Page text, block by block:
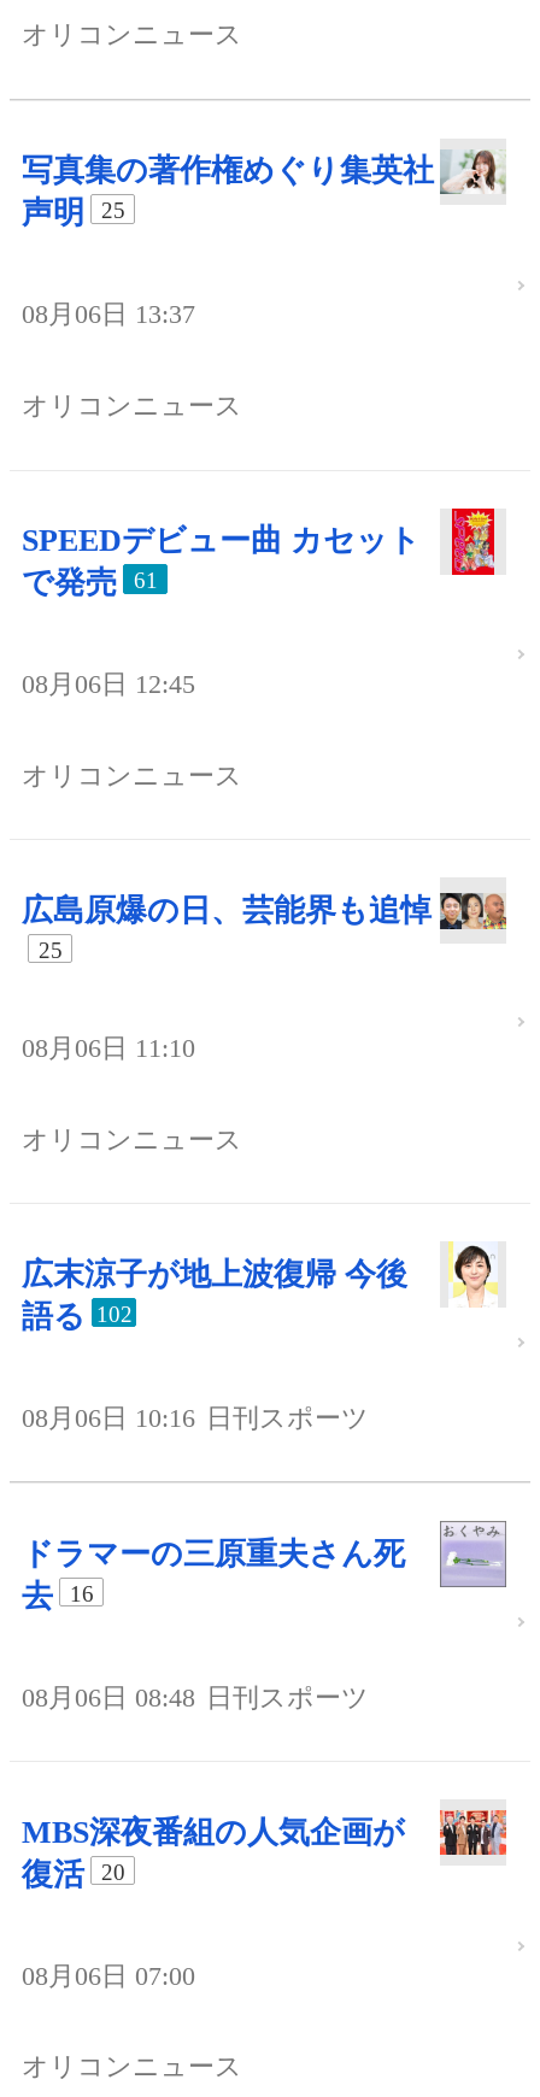
オリコンニュース
写真集の著作権めぐり集英社
声明
25
08月06日 13:37
オリコンニュース
SPEEDデビュー曲 カセット
で発売
61
08月06日 12:45
オリコンニュース
広島原爆の日、芸能界も追悼
25
08月06日 11:10
オリコンニュース
広末涼子が地上波復帰 今後
語る
102
08月06日 10:16 日刊スポーツ
ドラマーの三原重夫さん死
去
16
08月06日 08:48 日刊スポーツ
MBS深夜番組の人気企画が
復活
20
08月06日 07:00
オリコンニュース